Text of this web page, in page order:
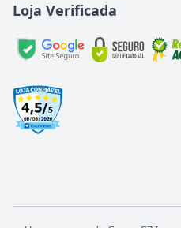
Loja Verificada